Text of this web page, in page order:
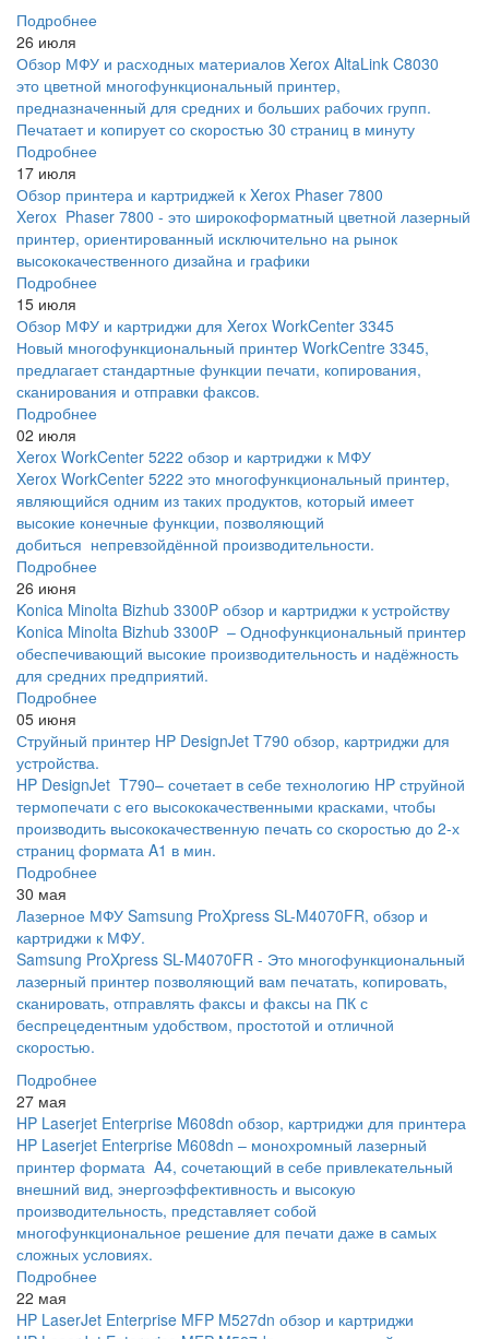
Подробнее
26 июля
Обзор МФУ и расходных материалов Xerox AltaLink C8030
это цветной многофункциональный принтер,
предназначенный для средних и больших рабочих групп.
Печатает и копирует со скоростью 30 страниц в минуту
Подробнее
17 июля
Обзор принтера и картриджей к Xerox Phaser 7800
Xerox Phaser 7800 - это широкоформатный цветной лазерный
принтер, ориентированный исключительно на рынок
высококачественного дизайна и графики
Подробнее
15 июля
Обзор МФУ и картриджи для Xerox WorkCenter 3345
Новый многофункциональный принтер WorkCentre 3345,
предлагает стандартные функции печати, копирования,
сканирования и отправки факсов.
Подробнее
02 июля
Xerox WorkCenter 5222 обзор и картриджи к МФУ
Xerox WorkCenter 5222 это многофункциональный принтер,
являющийся одним из таких продуктов, который имеет
высокие конечные функции, позволяющий
добиться непревзойдённой производительности.
Подробнее
26 июня
Konica Minolta Bizhub 3300P обзор и картриджи к устройству
Konica Minolta Bizhub 3300P – Однофункциональный принтер
обеспечивающий высокие производительность и надёжность
для средних предприятий.
Подробнее
05 июня
Струйный принтер HP DesignJet T790 обзор, картриджи для
устройства.
HP DesignJet T790– сочетает в себе технологию HP струйной
термопечати с его высококачественными красками, чтобы
производить высококачественную печать со скоростью до 2-х
страниц формата A1 в мин.
Подробнее
30 мая
Лазерное МФУ Samsung ProXpress SL-M4070FR, обзор и
картриджи к МФУ.
Samsung ProXpress SL-M4070FR - Это многофункциональный
лазерный принтер позволяющий вам печатать, копировать,
сканировать, отправлять факсы и факсы на ПК с
беспрецедентным удобством, простотой и отличной
скоростью.
Подробнее
27 мая
HP Laserjet Enterprise M608dn обзор, картриджи для принтера
HP Laserjet Enterprise M608dn – монохромный лазерный
принтер формата A4, сочетающий в себе привлекательный
внешний вид, энергоэффективность и высокую
производительность, представляет собой
многофункциональное решение для печати даже в самых
сложных условиях.
Подробнее
22 мая
HP LaserJet Enterprise MFP M527dn обзор и картриджи